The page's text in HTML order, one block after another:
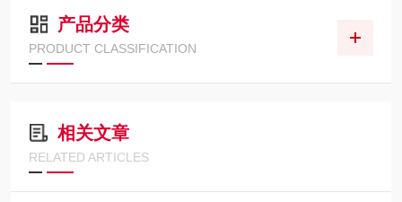
产品分类
PRODUCT CLASSIFICATION
相关文章
RELATED ARTICLES